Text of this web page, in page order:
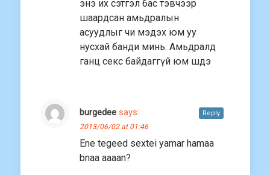
энэ их сэтгэл бас тэвчээр
шаардсан амьдралын
асуудлыг чи мэдэх юм уу
нусхай банди минь. Амьдралд
ганц секс байдаггүй юм шдэ
burgedee says:
2013/06/02 at 01:46
Ene tegeed sextei yamar hamaa
bnaa aaaan?
Reply